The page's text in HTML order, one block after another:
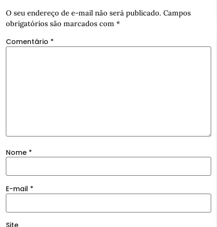
O seu endereço de e-mail não será publicado. Campos
obrigatórios são marcados com *
Comentário *
Nome *
E-mail *